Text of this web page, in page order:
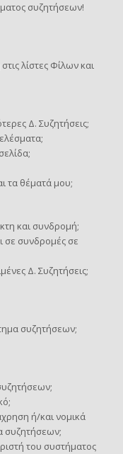
συζητήσεων!
λίστες Φίλων και
Δ. Συζητήσεις;
τα θέματά μου;
και συνδρομή;
σε συνδρομές σε
Δ. Συζητήσεις;
συζητήσεων;
ή/και νομικά
συζητήσεων;
του συστήματος